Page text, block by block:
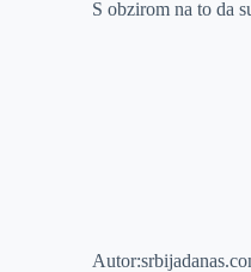
S obzirom na to da